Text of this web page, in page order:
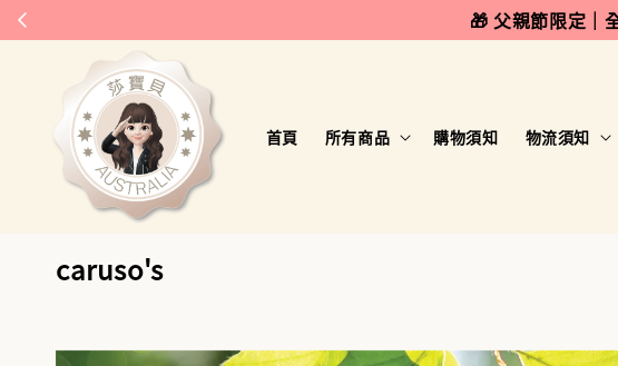
🎁 父親節限定｜
首頁 所有商品 購物須知 物流須知
caruso's